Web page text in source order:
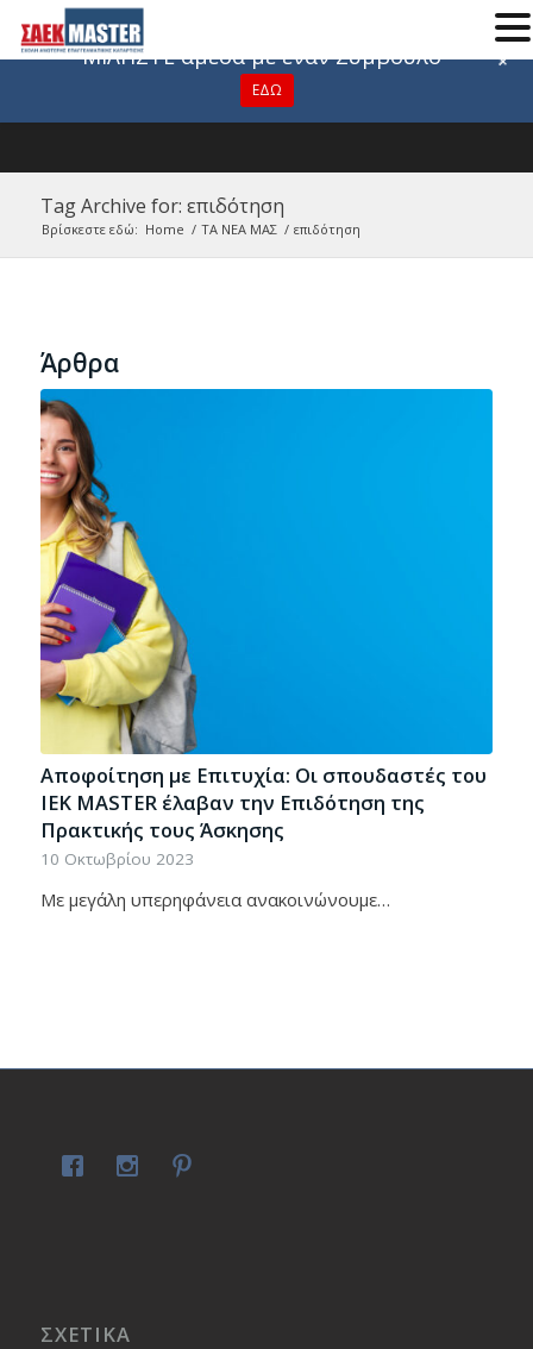
Tag Archive for: επιδότηση
Βρίσκεστε εδώ: Home / ΤΑ ΝΕΑ ΜΑΣ / επιδότηση
Άρθρα
Αποφοίτηση με Επιτυχία: Οι σπουδαστές του
ΙΕΚ ΜΑSTER έλαβαν την Επιδότηση της
Πρακτικής τους Άσκησης
10 Οκτωβρίου 2023
Με μεγάλη υπερηφάνεια ανακοινώνουμε…
ΣΧΕΤΙΚΑ
Για οποιαδήποτε πληροφορία
ΜΙΛΗΣΤΕ άμεσα με έναν Σύμβουλο
ΕΔΩ
+